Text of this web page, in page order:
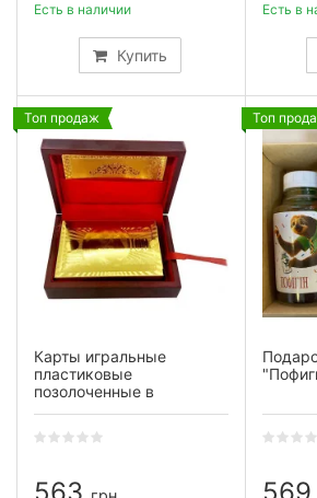
Купить
Есть в наличии Есть в
Топ продаж
Карты игральные
пластиковые
позолоченные в
Топ